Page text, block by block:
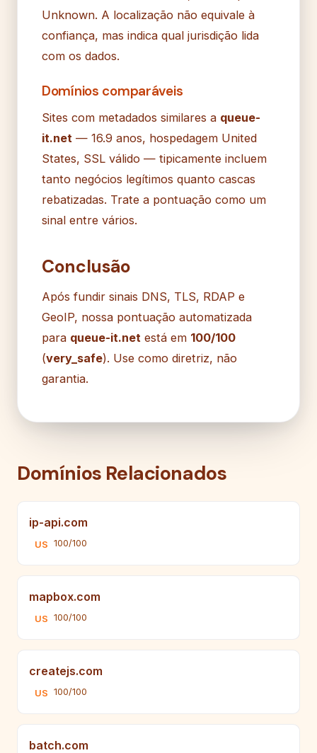
Unknown. A localização não equivale à
confiança, mas indica qual jurisdição lida
com os dados.
Domínios comparáveis
Sites com metadados similares a queue-
it.net — 16.9 anos, hospedagem United
States, SSL válido — tipicamente incluem
tanto negócios legítimos quanto cascas
rebatizadas. Trate a pontuação como um
sinal entre vários.
Conclusão
Após fundir sinais DNS, TLS, RDAP e
GeoIP, nossa pontuação automatizada
para queue-it.net está em 100/100
(very_safe). Use como diretriz, não
garantia.
Domínios Relacionados
ip-api.com
US 100/100
mapbox.com
US 100/100
createjs.com
US 100/100
batch.com